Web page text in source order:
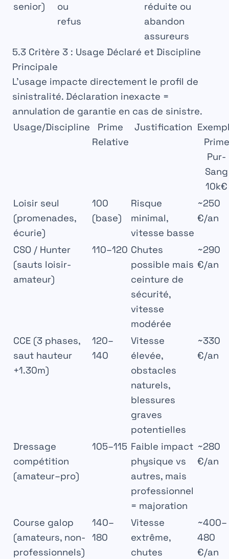
senior)
ou
refus
réduite ou
abandon
assureurs
5.3 Critère 3 : Usage Déclaré et Discipline
Principale
L’usage impacte directement le profil de
sinistralité. Déclaration inexacte =
annulation de garantie en cas de sinistre.
Usage/Discipline
Prime
Relative
Justification
Prime
Pur-
Sang
10k€
Loisir seul
(promenades,
écurie)
100
(base)
Risque
minimal,
vitesse basse
~250
€/an
CSO / Hunter
(sauts loisir-
amateur)
110–120 Chutes
possible mais
ceinture de
sécurité,
vitesse
modérée
~290
€/an
CCE (3 phases,
saut hauteur
+1.30m)
120–
140
Vitesse
élevée,
obstacles
naturels,
blessures
graves
potentielles
~330
€/an
Dressage
compétition
(amateur–pro)
105–115 Faible impact
physique vs
autres, mais
professionnel
= majoration
~280
€/an
Course galop
(amateurs, non-
professionnels)
140–
180
Vitesse
extrême,
chutes
~400–
480
€/an